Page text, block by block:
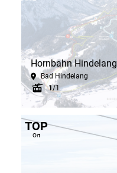
Hornbahn Hindelang
Bad Hindelang
1/1
TOP
Ort